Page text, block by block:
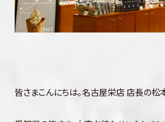
皆さまこんにちは。名古屋栄店 店長の松